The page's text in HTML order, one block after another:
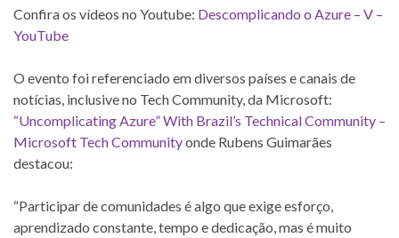
Confira os vídeos no Youtube: Descomplicando o Azure – V –
YouTube
O evento foi referenciado em diversos países e canais de
notícias, inclusive no Tech Community, da Microsoft:
“Uncomplicating Azure” With Brazil’s Technical Community –
Microsoft Tech Communityonde Rubens Guimarães
destacou:
“Participar de comunidades é algo que exige esforço,
aprendizado constante, tempo e dedicação, mas é muito